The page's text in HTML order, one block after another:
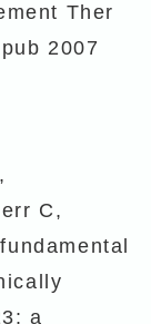
Ther
2007
C,
a